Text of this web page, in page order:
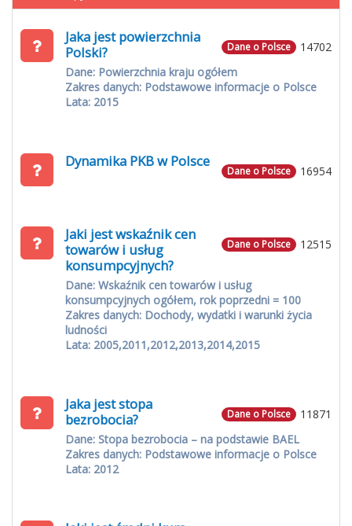
14702
Dane o Polsce
Jaka jest powierzchnia
Polski?
Dane: Powierzchnia kraju ogółem
Zakres danych: Podstawowe informacje o Polsce
Lata: 2015
16954
Dane o Polsce
Dynamika PKB w Polsce
12515
Dane o Polsce
Jaki jest wskaźnik cen
towarów i usług
konsumpcyjnych?
Dane: Wskaźnik cen towarów i usług
konsumpcyjnych ogółem, rok poprzedni = 100
Zakres danych: Dochody, wydatki i warunki życia
ludności
Lata: 2005,2011,2012,2013,2014,2015
11871
Dane o Polsce
Jaka jest stopa
bezrobocia?
Dane: Stopa bezrobocia – na podstawie BAEL
Zakres danych: Podstawowe informacje o Polsce
Lata: 2012